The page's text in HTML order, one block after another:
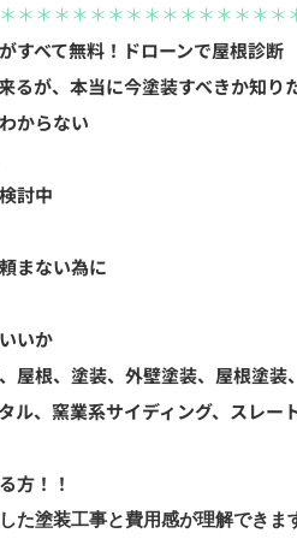
＊＊＊＊＊＊＊＊＊＊＊＊＊＊＊
すべて無料！ドローンで屋根診断
るが、本当に今塗装すべきか知り
からない
討中
まない為に
いか
屋根、塗装、外壁塗装、屋根塗
ル、窯業系サイディング、スレ
方！！
た塗装工事と費用感が理解できま